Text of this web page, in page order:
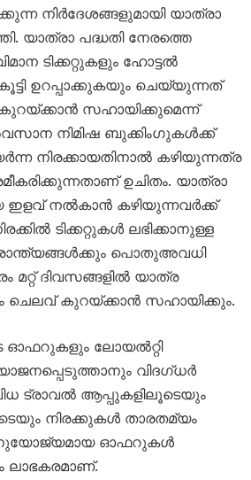
നിർദേശങ്ങളുമായി യാത്രാ
യാത്രാ പദ്ധതി നേരത്തെ
ടിക്കറ്റുകളും ഹോട്ടൽ
ഉറപ്പാക്കുകയും ചെയ്യുന്നത്
സഹായിക്കുമെന്ന്
നിമിഷ ബുക്കിംഗുകൾക്ക്
നിരക്കായതിനാൽ കഴിയുന്നത്ര
ഉചിതം. യാത്രാ
ഇളവ് നൽകാൻ കഴിയുന്നവർക്ക്
ടിക്കറ്റുകൾ ലഭിക്കാനുള്ള
പൊതുഅവധി
മറ്റ് ദിവസങ്ങളിൽ യാത്ര
ചെലവ് കുറയ്ക്കാൻ സഹായിക്കും.
ഓഫറുകളും ലോയൽറ്റി
വിദഗ്ധർ
ട്രാവൽ ആപ്പുകളിലൂടെയും
നിരക്കുകൾ താരതമ്യം
ഓഫറുകൾ
ലാഭകരമാണ്.